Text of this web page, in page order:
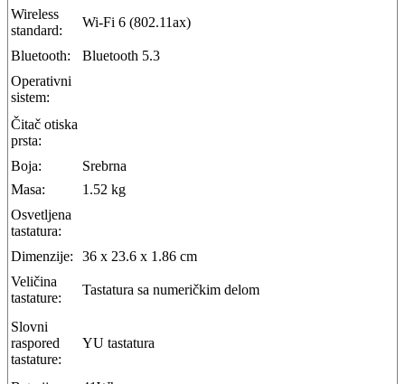
Wireless
standard:
Wi-Fi 6 (802.11ax)
Bluetooth:
Bluetooth 5.3
Operativni
sistem:
Čitač otiska
prsta:
Boja:
Srebrna
Masa:
1.52 kg
Osvetljena
tastatura:
Dimenzije:
36 x 23.6 x 1.86 cm
Veličina
tastature:
Tastatura sa numeričkim delom
Slovni
raspored
tastature:
YU tastatura